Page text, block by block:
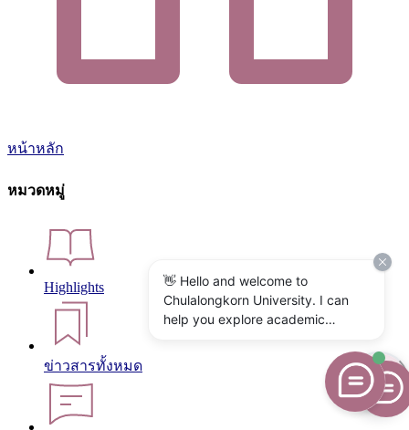
หน้าหลัก
หมวดหมู่
Highlights
ข่าวสารทั้งหมด
👋 Hello and welcome to
Chulalongkorn University. I can
help you explore academic